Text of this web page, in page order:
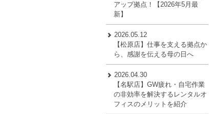
Matsubara
アップ拠点！【2026年5月最
新】
2026.05.12
【松原店】仕事を支える拠点か
ら、感謝を伝える母の日へ
2026.04.30
【名駅店】GW疲れ・自宅作業
の非効率を解決するレンタルオ
フィスのメリットを紹介